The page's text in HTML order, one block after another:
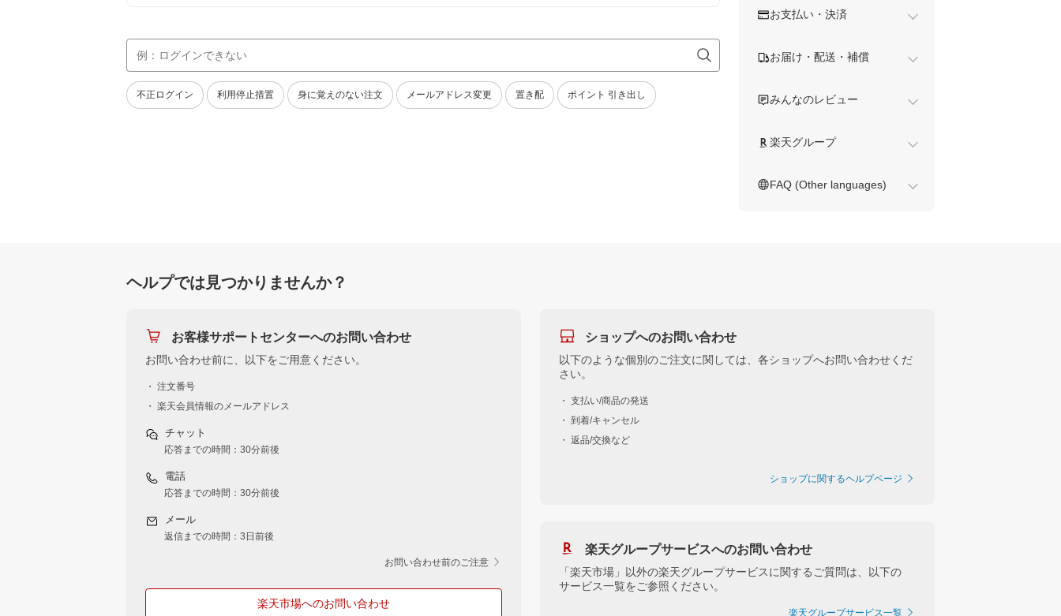
不正ログイン 利用停止措置 身に覚えのない注文 メールアドレス変更 置き配 ポイント 引き出し
お支払い・決済
お届け・配送・補償
みんなのレビュー
楽天グループ
FAQ (Other languages)
ヘルプでは見つかりませんか？
お客様サポートセンターへのお問い合わせ
お問い合わせ前に、以下をご用意ください。
・ 注文番号
・ 楽天会員情報のメールアドレス
チャット
応答までの時間：30分前後
電話
応答までの時間：30分前後
メール
返信までの時間：3日前後
お問い合わせ前のご注意
楽天市場へのお問い合わせ
ショップへのお問い合わせ
以下のような個別のご注文に関しては、各ショップへお問い合わせくだ
さい。
・ 支払い/商品の発送
・ 到着/キャンセル
・ 返品/交換など
ショップに関するヘルプページ
楽天グループサービスへのお問い合わせ
「楽天市場」以外の楽天グループサービスに関するご質問は、以下の
サービス一覧をご参照ください。
楽天グループサービス一覧